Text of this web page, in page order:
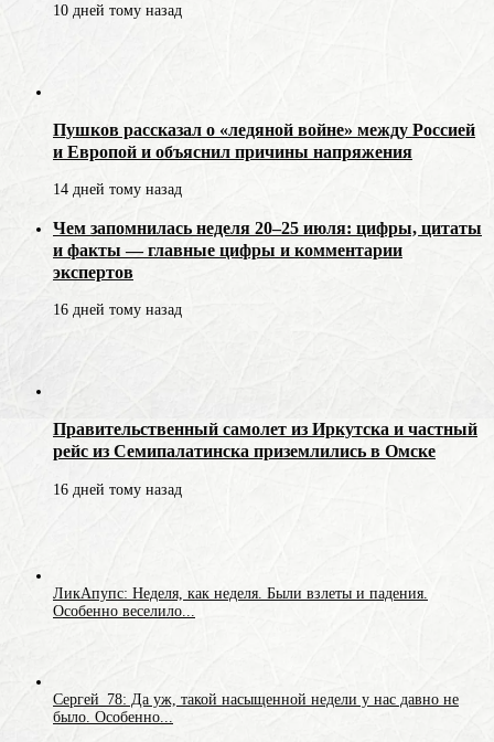
10 дней тому назад
Пушков рассказал о «ледяной войне» между Россией
и Европой и объяснил причины напряжения
14 дней тому назад
Чем запомнилась неделя 20–25 июля: цифры, цитаты
и факты — главные цифры и комментарии
экспертов
16 дней тому назад
Правительственный самолет из Иркутска и частный
рейс из Семипалатинска приземлились в Омске
16 дней тому назад
ЛикАпупс: Неделя, как неделя. Были взлеты и падения.
Особенно веселило...
Сергей_78: Да уж, такой насыщенной недели у нас давно не
было. Особенно...